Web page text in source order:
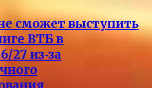
сможет выступить
ВТБ в
27 из‑за